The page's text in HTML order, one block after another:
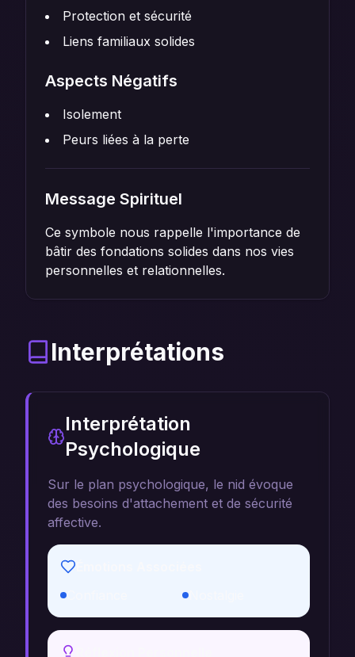
Protection et sécurité
Liens familiaux solides
Aspects Négatifs
Isolement
Peurs liées à la perte
Message Spirituel
Ce symbole nous rappelle l'importance de
bâtir des fondations solides dans nos vies
personnelles et relationnelles.
Interprétations
Interprétation
Psychologique
Sur le plan psychologique, le nid évoque
des besoins d'attachement et de sécurité
affective.
Nostalgie